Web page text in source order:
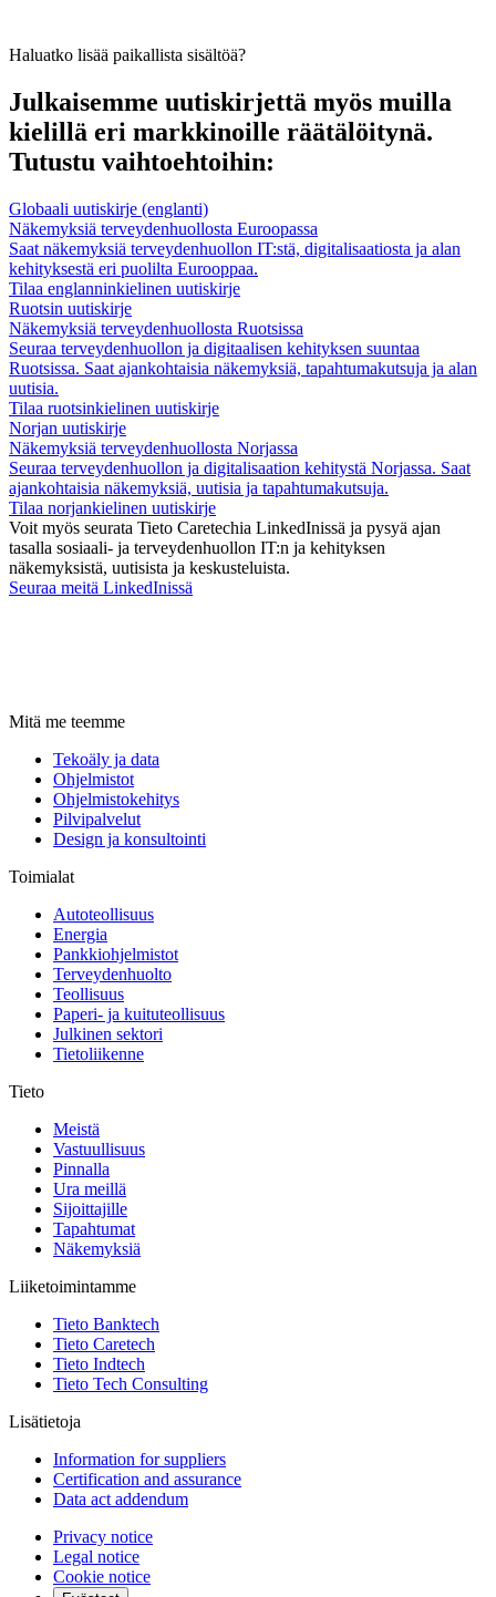
Haluatko lisää paikallista sisältöä?
Julkaisemme uutiskirjettä myös muilla
kielillä eri markkinoille räätälöitynä.
Tutustu vaihtoehtoihin:
Globaali uutiskirje (englanti)
Näkemyksiä terveydenhuollosta Euroopassa
Saat näkemyksiä terveydenhuollon IT:stä, digitalisaatiosta ja alan
kehityksestä eri puolilta Eurooppaa.
Tilaa englanninkielinen uutiskirje
Ruotsin uutiskirje
Näkemyksiä terveydenhuollosta Ruotsissa
Seuraa terveydenhuollon ja digitaalisen kehityksen suuntaa
Ruotsissa. Saat ajankohtaisia näkemyksiä, tapahtumakutsuja ja alan
uutisia.
Tilaa ruotsinkielinen uutiskirje
Norjan uutiskirje
Näkemyksiä terveydenhuollosta Norjassa
Seuraa terveydenhuollon ja digitalisaation kehitystä Norjassa. Saat
ajankohtaisia näkemyksiä, uutisia ja tapahtumakutsuja.
Tilaa norjankielinen uutiskirje
Voit myös seurata Tieto Caretechia LinkedInissä ja pysyä ajan
tasalla sosiaali- ja terveydenhuollon IT:n ja kehityksen
näkemyksistä, uutisista ja keskusteluista.
Seuraa meitä LinkedInissä
Mitä me teemme
Tekoäly ja data
Ohjelmistot
Ohjelmistokehitys
Pilvipalvelut
Design ja konsultointi
Toimialat
Autoteollisuus
Energia
Pankkiohjelmistot
Terveydenhuolto
Teollisuus
Paperi- ja kuituteollisuus
Julkinen sektori
Tietoliikenne
Tieto
Meistä
Vastuullisuus
Pinnalla
Ura meillä
Sijoittajille
Tapahtumat
Näkemyksiä
Liiketoimintamme
Tieto Banktech
Tieto Caretech
Tieto Indtech
Tieto Tech Consulting
Lisätietoja
Information for suppliers
Certification and assurance
Data act addendum
Privacy notice
Legal notice
Cookie notice